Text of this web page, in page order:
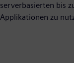
serverbasierten bis
Applikationen zu